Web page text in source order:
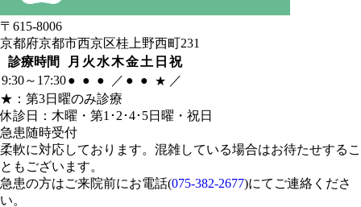
〒615-8006
京都府京都市西京区桂上野西町231
診療時間
月 火 水木金土 日 祝
9:30～17:30● ● ● ／ ● ● ★ ／
★：第3日曜のみ診療
休診日：木曜・第1･2･4･5日曜・祝日
急患随時受付
柔軟に対応しております。混雑している場合はお待たせするこ
ともございます。
急患の方はご来院前にお電話(075-382-2677)にてご連絡くださ
い。